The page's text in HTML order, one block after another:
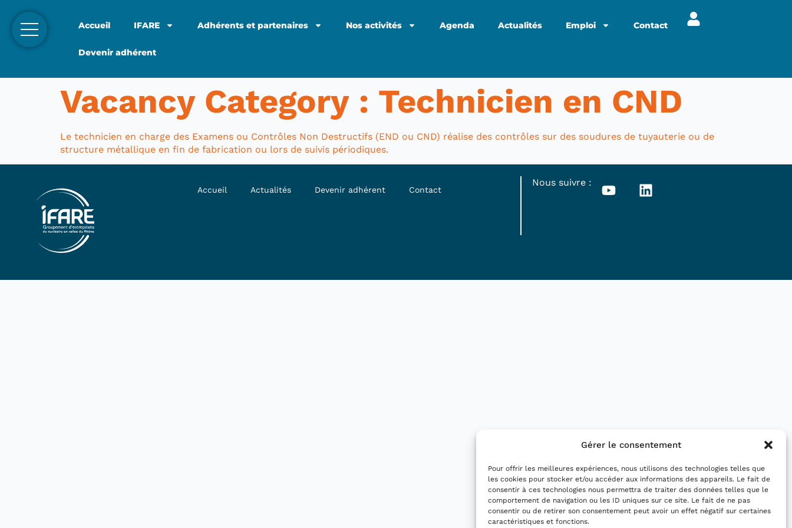
Gérer le consentement
Pour offrir les meilleures expériences, nous utilisons des technologies telles que
les cookies pour stocker et/ou accéder aux informations des appareils. Le fait de
consentir à ces technologies nous permettra de traiter des données telles que le
comportement de navigation ou les ID uniques sur ce site. Le fait de ne pas
consentir ou de retirer son consentement peut avoir un effet négatif sur certaines
caractéristiques et fonctions.
Accueil IFARE Adhérents et partenaires Nos activités Agenda Actualités Emploi Contact
Devenir adhérent
Vacancy Category : Technicien en CND
Le technicien en charge des Examens ou Contrôles Non Destructifs (END ou CND) réalise des contrôles sur des soudures de tuyauterie ou de
structure métallique en fin de fabrication ou lors de suivis périodiques.
Accueil Actualités Devenir adhérent Contact
Nous suivre :